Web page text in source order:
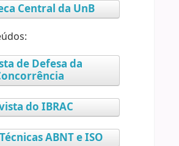
Central da UnB
de Defesa da
do IBRAC
ABNT e ISO